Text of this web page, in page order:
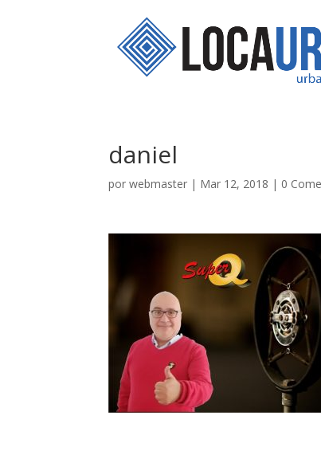
daniel
por webmaster | Mar 12, 2018 | 0